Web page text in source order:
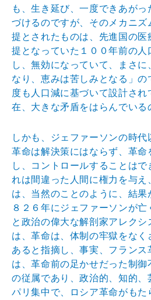
も、生き延び、一度できあがっ
づけるのですが、 そのメカニズ
提とされたものは、先進国の医
提となっていた１００年前の人
し、無効になっていて、まさに
なり、恵みは苦しみとなる」の
度も人口減に基づいて設計され
在、大きな矛盾をはらんでいる
しかも、ジェファーソンの時代
革命は解決策にはならず、革命
し、コント ロールすることは
れは間違った人 間に権力を与え
は、当然のことのよう に、結果
８２６年にジェファーソンが亡
と政治の偉大な解剖家アレクシ
は、革命は、体制の牢獄をなく
あると指摘し、事実、フランス
は、革命前の足かせだった制御
の従属であり、政治的、知的、
パリ集中で、ロシア革命がも